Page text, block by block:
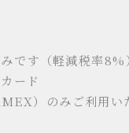
です（軽減税率8%
ード
）のみご利用い